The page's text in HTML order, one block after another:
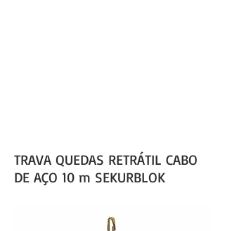
TRAVA QUEDAS RETRÁTIL CABO
DE AÇO 10 m SEKURBLOK